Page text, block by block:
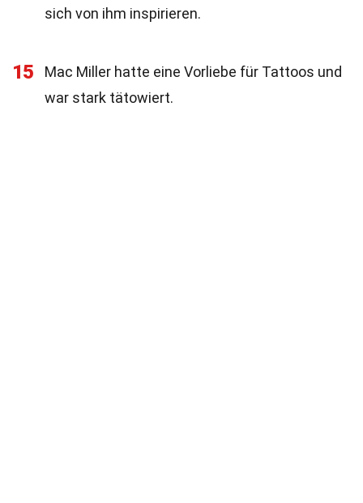
sich von ihm inspirieren.
15
Mac Miller hatte eine Vorliebe für Tattoos und
war stark tätowiert.